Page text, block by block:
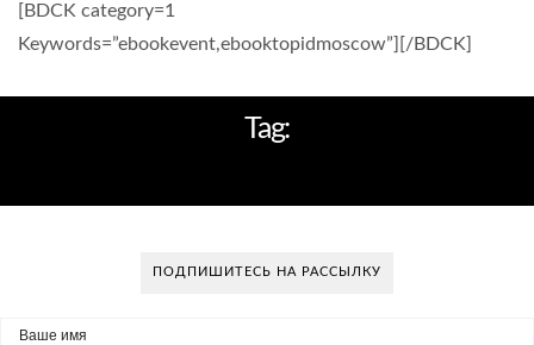
[BDCK category=1
Keywords=”ebookevent,ebooktopidmoscow”][/BDCK]
Tag:
ПОДПИШИТЕСЬ НА РАССЫЛКУ